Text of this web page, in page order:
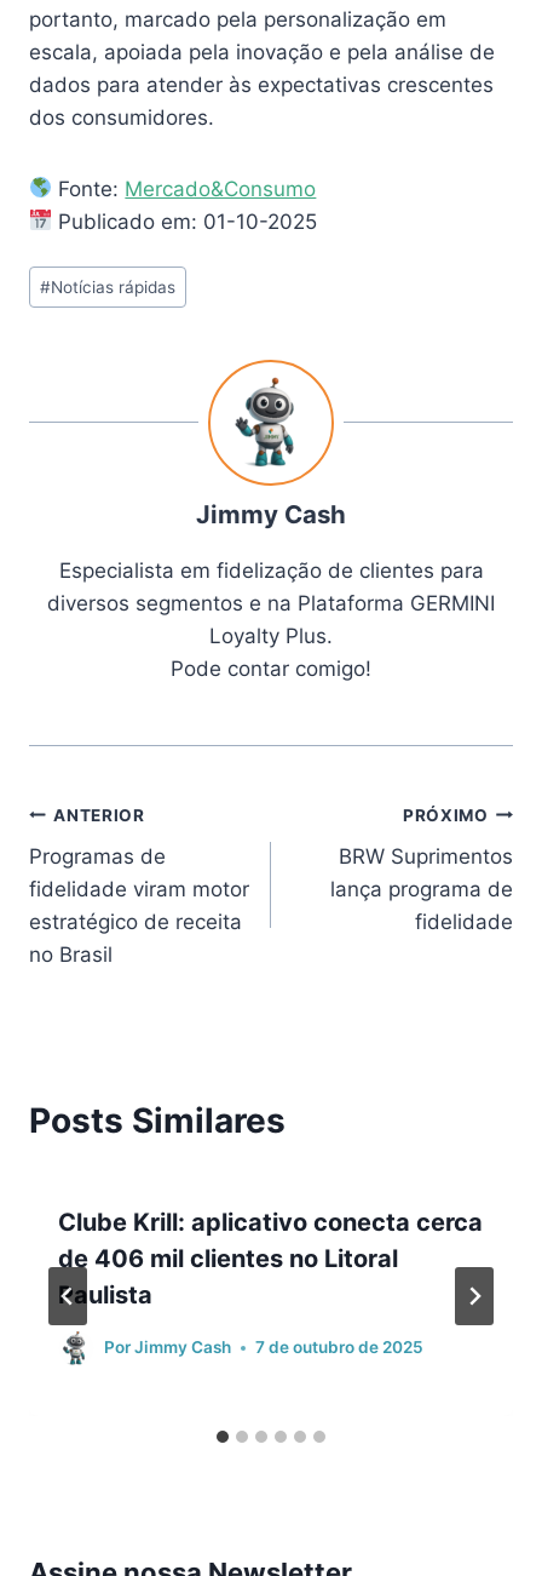
portanto, marcado pela personalização em
escala, apoiada pela inovação e pela análise de
dados para atender às expectativas crescentes
dos consumidores.
Fonte: Mercado&Consumo
Publicado em: 01-10-2025
#Notícias rápidas
Jimmy Cash
Especialista em fidelização de clientes para
diversos segmentos e na Plataforma GERMINI
Loyalty Plus.
Pode contar comigo!
ANTERIOR
Programas de
fidelidade viram motor
estratégico de receita
no Brasil
PRÓXIMO
BRW Suprimentos
lança programa de
fidelidade
Posts Similares
Clube Krill: aplicativo conecta cerca
de 406 mil clientes no Litoral
Paulista
PorJimmy Cash 7 de outubro de 2025